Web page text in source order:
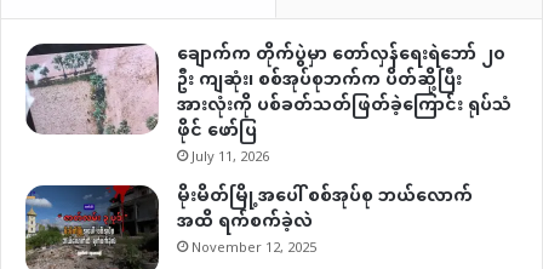
ချောက်က တိုက်ပွဲမှာ တော်လှန်ရေးရဲဘော် ၂၀
ဦး ကျဆုံး၊ စစ်အုပ်စုဘက်က ပိတ်ဆို့ပြီး
အားလုံးကို ပစ်ခတ်သတ်ဖြတ်ခဲ့ကြောင်း ရုပ်သံ
ဖိုင် ဖော်ပြ
July 11, 2026
မိုးမိတ်မြို့အပေါ် စစ်အုပ်စု ဘယ်လောက်
အထိ ရက်စက်ခဲ့လဲ
November 12, 2025